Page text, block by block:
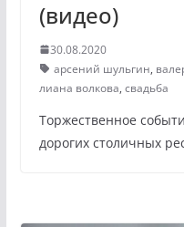
(видео)
30.08.2020
арсений шульгин,
лиана волкова, свадьба
Торжественное
дорогих столичных